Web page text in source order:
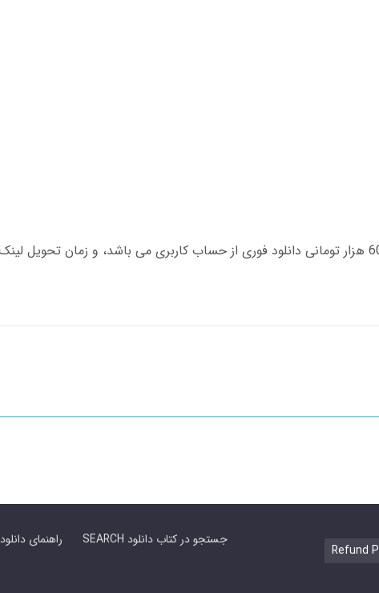
راهنمای دانلود SEARCH جستجو در کتاب دانلود